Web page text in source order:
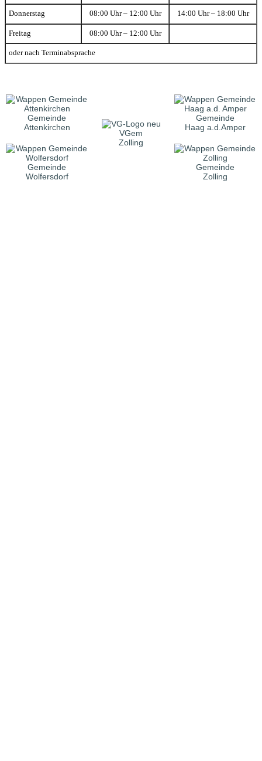
Donnerstag 08:00 Uhr – 12:00 Uhr 14:00 Uhr – 18:00 Uhr
Freitag 08:00 Uhr – 12:00 Uhr
oder nach Terminabsprache
Gemeinde
Attenkirchen
VGem
Zolling
Gemeinde
Haag a.d.Amper
Gemeinde
Wolfersdorf
Gemeinde
Zolling